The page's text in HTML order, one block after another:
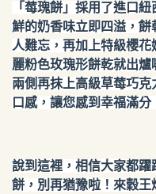
「莓瑰餅」採用了進口
鮮的奶香味立即四溢，
人難忘，再加上特級櫻
麗粉色玫瑰形餅乾就出
兩側再抹上高級草莓巧
口感，讓您感到幸福滿分
說到這裡，相信大家都
餅，別再猶豫啦！來穀